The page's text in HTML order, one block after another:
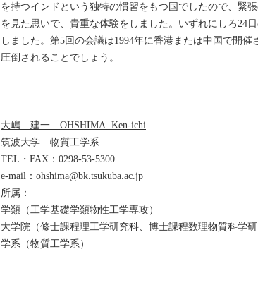
を持つインドという独特の慣習をもつ国でしたので、緊
を見た思いで、貴重な体験をしました。いずれにしろ24
しました。第5回の会議は1994年に香港または中国で開
圧倒されることでしょう。
大嶋 建一 OHSHIMA Ken-ichi
筑波大学 物質工学系
TEL・FAX：0298-53-5300
e-mail：ohshima@bk.tsukuba.ac.jp
所属：
学類（工学基礎学類物性工学専攻）
大学院（修士課程理工学研究科、博士課程数理物質科学研
学系（物質工学系）